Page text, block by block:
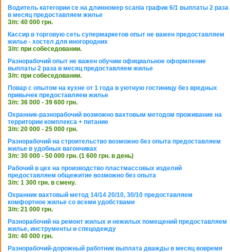
Водитель категории се на длинномер scania график 6/1 выплаты 2 раза
в месяц предоставляем жилье
З/п: 40 000 грн.
Кассир в торговую сеть супермаркетов опыт не важен предоставляем
жилье - хостел для иногородних
З/п: при собеседовании.
Разнорабочий опыт не важен обучим официальное оформление
выплаты 2 раза в месяц предоставляем жилье
З/п: при собеседовании.
Повар с опытом на кухне от 1 года в уютную гостиницу без вредных
привычек предоставляем жилье
З/п: 36 000 - 39 600 грн.
Охранник-разнорабочий возможно вахтовым методом проживание на
территории комплекса + питание
З/п: 20 000 - 25 000 грн.
Разнорабочий на строительство возможно без опыта предоставляем
жилье в удобных вагончиках
З/п: 30 000 - 50 000 грн. (1 600 грн. в день)
Рабочий в цех на производство пластмассовых изделий
предоставляем общежитие возможно без опыта
З/п: 1 300 грн. в смену.
Охранник вахтовый метод 14/14 20/10, 30/10 предоставляем
комфортное жилье со всеми удобствами
З/п: 21 000 грн.
Разнорабочий на ремонт жилых и нежилых помещений предоставляем
жилье, инструменты и спецодежду
З/п: 40 000 грн.
Разнорабочий-дорожный работник выплата дважды в месяц вовремя